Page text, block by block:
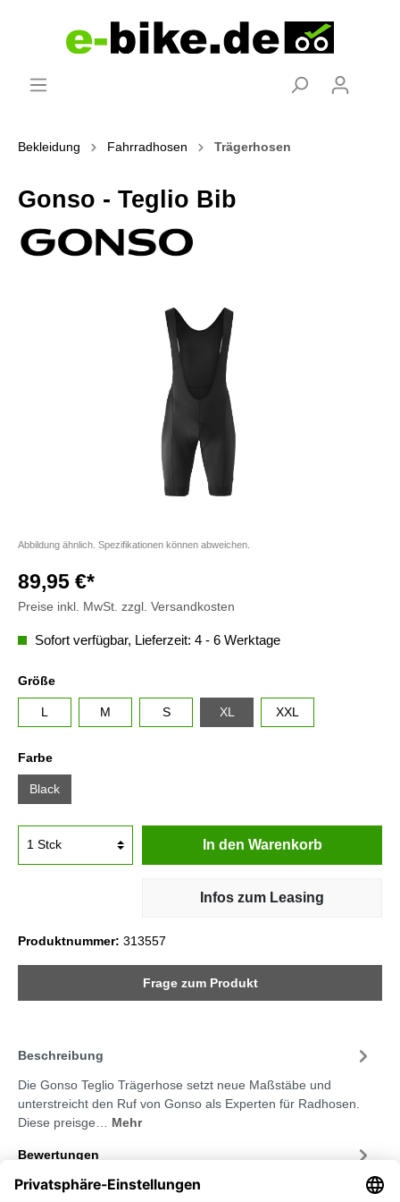
Bekleidung Fahrradhosen Trägerhosen
Gonso - Teglio Bib
Abbildung ähnlich. Spezifikationen können abweichen.
89,95 €*
Preise inkl. MwSt. zzgl. Versandkosten
Sofort verfügbar, Lieferzeit: 4 - 6 Werktage
Größe
L M S XL XXL
Farbe
Black
In den Warenkorb
Infos zum Leasing
Produktnummer: 313557
Frage zum Produkt
Beschreibung
Die Gonso Teglio Trägerhose setzt neue Maßstäbe und
unterstreicht den Ruf von Gonso als Experten für Radhosen.
Diese preisge… Mehr
Bewertungen